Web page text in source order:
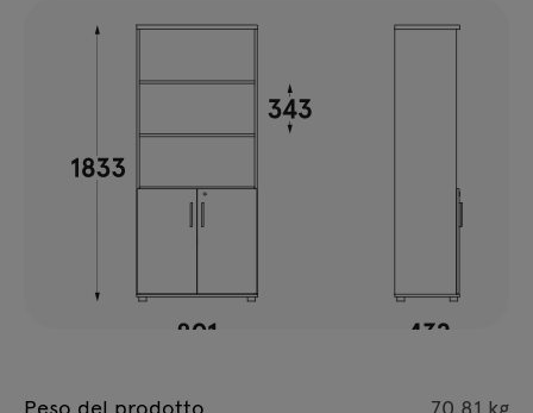
Peso del prodotto 70.81 kg